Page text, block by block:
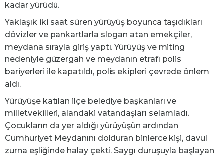
kadar yürüdü.
Yaklaşık iki saat süren yürüyüş boyunca taşıdıkları
dövizler ve pankartlarla slogan atan emekçiler,
meydana sırayla giriş yaptı. Yürüyüş ve miting
nedeniyle güzergah ve meydanın etrafı polis
bariyerleri ile kapatıldı, polis ekipleri çevrede önlem
aldı.
Yürüyüşe katılan ilçe belediye başkanları ve
milletvekilleri, alandaki vatandaşları selamladı.
Çocukların da yer aldığı yürüyüşün ardından
Cumhuriyet Meydanını dolduran binlerce kişi, davul
zurna eşliğinde halay çekti. Saygı duruşuyla başlayan